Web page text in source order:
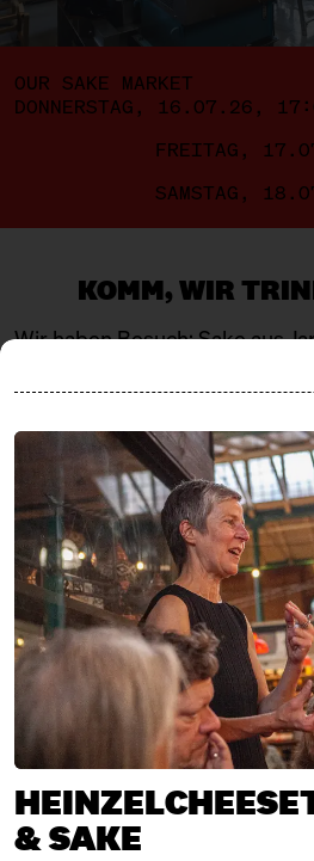
& SAKE
OUR SAKE MARKET
DONNERSTAG, 16.07.26,
FREITAG,
SAMSTAG,
KOMM, WIR
Wir haben Besuch: Sake aus
Traditionsbetriebe. Vier
Japan ein, mit Flaschen, die
verkostet wurden. Es gibt
probieren – handwerklich
ausgesucht. Über 1.000 Jahre
und ein echter Sake-Samurai